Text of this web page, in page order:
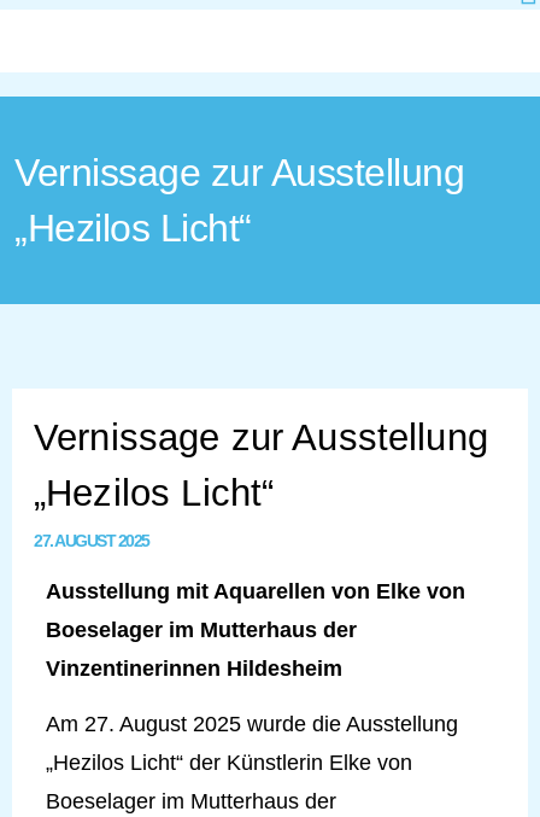
Vernissage zur Ausstellung
„Hezilos Licht“
Vernissage zur Ausstellung
„Hezilos Licht“
27. AUGUST 2025
Ausstellung mit Aquarellen von Elke von
Boeselager im Mutterhaus der
Vinzentinerinnen Hildesheim
Am 27. August 2025 wurde die Ausstellung
„Hezilos Licht“ der Künstlerin Elke von
Boeselager im Mutterhaus der